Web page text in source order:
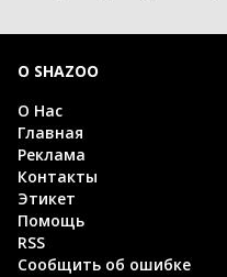
О SHAZOO
О Нас
Главная
Реклама
Контакты
Этикет
Помощь
RSS
Сообщить об ошибке